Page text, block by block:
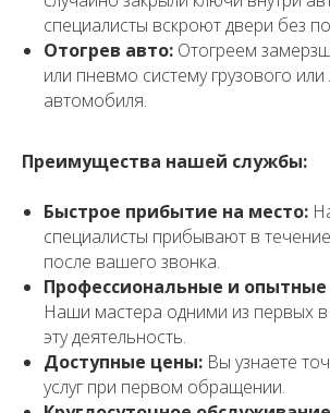
специалисты вскроют двери без
Отогрев авто: Отогреем
или пневмо систему грузового или
автомобиля.
Преимущества нашей службы:
Быстрое прибытие на место:
специалисты прибывают в
после вашего звонка.
Профессиональные и
Наши мастера одними из первых
эту деятельность.
Доступные цены: Вы узнаете
услуг при первом обращении.